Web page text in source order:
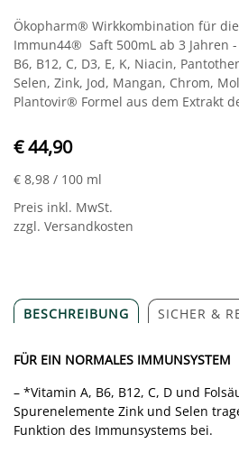
Ökopharm® Wirkkombination für
Immun44® Saft 500mL ab 3 Jahren
B6, B12, C, D3, E, K, Niacin,
Selen, Zink, Jod, Mangan, Chrom,
Plantovir® Formel aus dem Extrakt
€ 44,90
€ 8,98 / 100 ml
Preis inkl. MwSt.
zzgl. Versandkosten
BESCHREIBUNG SICHER &
FÜR EIN NORMALES IMMUNSYSTEM
– *Vitamin A, B6, B12, C, D und
Spurenelemente Zink und Selen
Funktion des Immunsystems bei.